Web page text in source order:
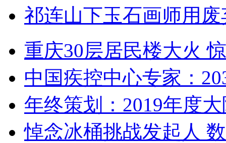
祁连山下玉石画师用
重庆30层居民楼大火
中国疾控中心专家：
年终策划：2019年度
悼念冰桶挑战发起人